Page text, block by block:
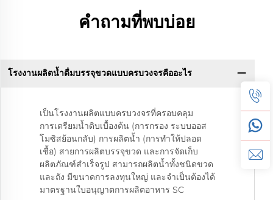
คำถามที่พบบ่อย
โรงงานผลิตน้ำดื่มบรรจุขวดแบบครบวงจรคืออะไร
เป็นโรงงานผลิตแบบครบวงจรที่ครอบคลุม
การเตรียมน้ำดิบเบื้องต้น (การกรอง ระบบออส
โมซิสย้อนกลับ) การผลิตน้ำ (การทำให้ปลอด
เชื้อ) สายการผลิตบรรจุขวด และการจัดเก็บ
ผลิตภัณฑ์สำเร็จรูป สามารถผลิตน้ำทั้งชนิดขวด
และถัง มีขนาดการลงทุนใหญ่ และจำเป็นต้องได้
มาตรฐานใบอนุญาตการผลิตอาหาร SC